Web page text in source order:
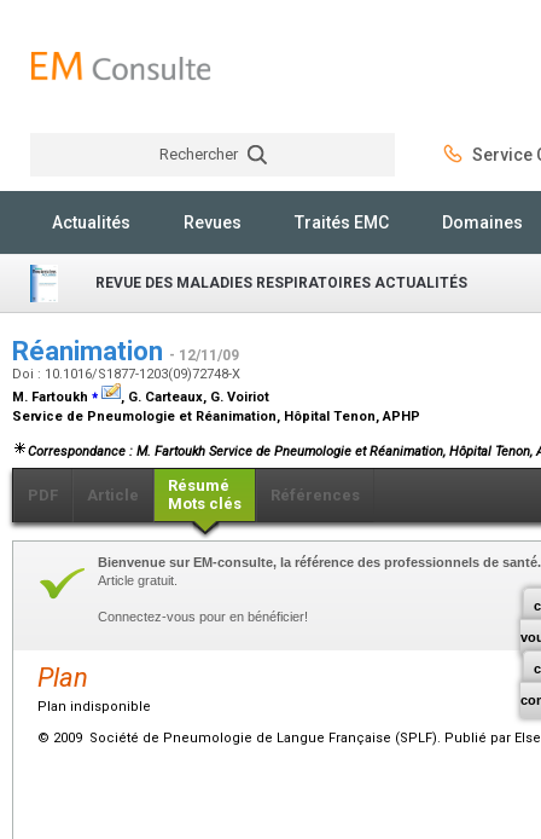
Rechercher Service
Actualités Revues Traités EMC Domaines
REVUE DES MALADIES RESPIRATOIRES ACTUALITÉS
Réanimation - 12/11/09
Doi : 10.1016/S1877-1203(09)72748-X
M. Fartoukh ⁎
, G. Carteaux, G. Voiriot
Service de Pneumologie et Réanimation, Hôpital Tenon, APHP
Correspondance : M. Fartoukh Service de Pneumologie et Réanimation, Hôpital Tenon,
PDF Article
Résumé
Mots clés
Références
Bienvenue sur EM-consulte, la référence des professionnels de santé.
Article gratuit.
Connectez-vous pour en bénéficier!
Plan
Plan indisponible
© 2009 Société de Pneumologie de Langue Française (SPLF). Publié par